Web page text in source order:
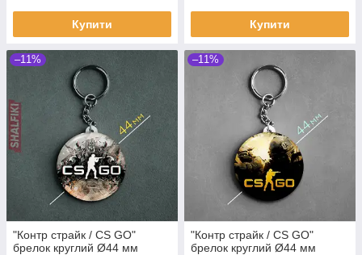
Купити Купити
–11%
"Контр страйк / CS GO"
брелок круглий Ø44 мм
–11%
"Контр страйк / CS GO"
брелок круглий Ø44 мм